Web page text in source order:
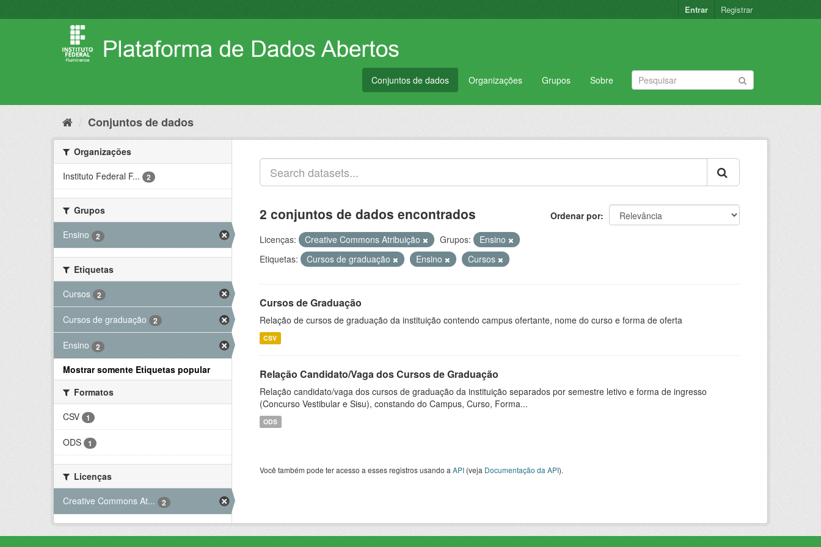
para
Entrar Registrar
Conjuntos de dados Organizações Grupos Sobre
Conjuntos de dados
Organizações
Instituto Federal F...
2
Grupos
Ensino
2
Etiquetas
Cursos
2
Cursos de graduação 2
Ensino 2
Mostrar somente Etiquetas popular
Formatos
CSV
1
ODS 1
Licenças
Creative Commons At...
2
Ordenar por
2 conjuntos de dados encontrados
Licenças: Creative Commons Atribuição Grupos:
Ensino
Etiquetas:
Cursos de graduação Ensino Cursos
Cursos de Graduação
Relação de cursos de graduação da instituição contendo campus ofertante, nome do curso e forma de oferta
CSV
Relação Candidato/Vaga dos Cursos de Graduação
Relação candidato/vaga dos cursos de graduação da instituição separados por semestre letivo e forma de ingresso
(Concurso Vestibular e Sisu), constando do Campus, Curso, Forma...
ODS
Você também pode ter acesso a esses registros usando a API (veja Documentação da API).